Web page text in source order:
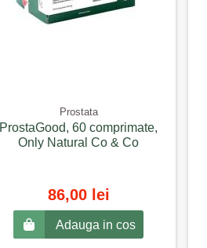
Prostata
ProstaGood, 60 comprimate,
Only Natural Co & Co
86,00 lei
Adauga in cos